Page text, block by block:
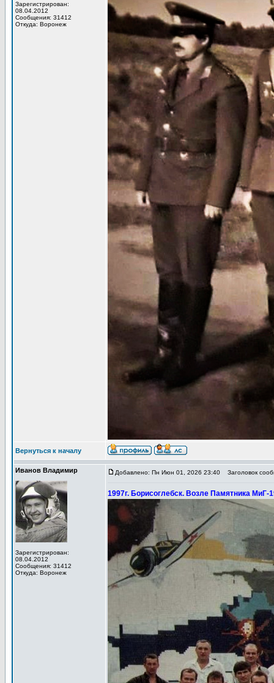
Зарегистрирован:
08.04.2012
Сообщения: 31412
Откуда: Воронеж
Вернуться к началу
Иванов Владимир
Зарегистрирован:
08.04.2012
Сообщения: 31412
Откуда: Воронеж
Добавлено: Пн Июн 01, 2026 23:40 Заголовок
1997г. Борисоглебск. Возле Памятника МиГ-